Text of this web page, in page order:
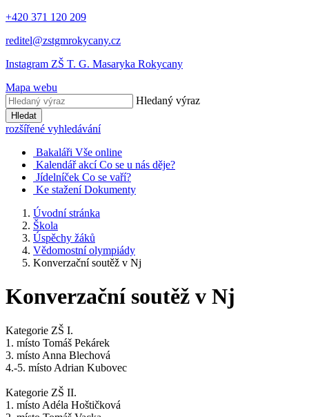
+420 371 120 209
reditel@zstgmrokycany.cz
Instagram ZŠ T. G. Masaryka Rokycany
Mapa webu
Hledaný výraz
Hledat
rozšířené vyhledávání
Bakaláři Vše online
Kalendář akcí Co se u nás děje?
Jídelníček Co se vaří?
Ke stažení Dokumenty
Úvodní stránka
Škola
Úspěchy žáků
Vědomostní olympiády
Konverzační soutěž v Nj
Konverzační soutěž v Nj
Kategorie ZŠ I.
1. místo Tomáš Pekárek
3. místo Anna Blechová
4.-5. místo Adrian Kubovec
Kategorie ZŠ II.
1. místo Adéla Hoštičková